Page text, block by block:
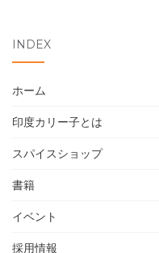
INDEX
ホーム
印度カリー子とは
スパイスショップ
書籍
イベント
採用情報